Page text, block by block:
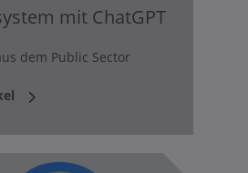
mit ChatGPT
dem Public Sector